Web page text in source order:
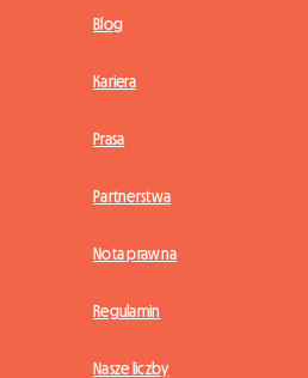
Blog
Kariera
Prasa
Partnerstwa
Nota prawna
Regulamin
Nasze liczby